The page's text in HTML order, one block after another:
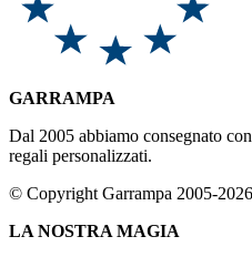
GARRAMPA
Dal 2005 abbiamo consegnato
regali personalizzati.
© Copyright Garrampa 2005-2026
LA NOSTRA MAGIA